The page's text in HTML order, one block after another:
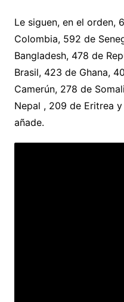
Le siguen, en el orden,
Colombia, 592 de
Bangladesh, 478 de
Brasil, 423 de Ghana,
Camerún, 278 de
Nepal , 209 de Eritrea
añade.